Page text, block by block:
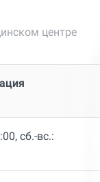
центре
сб.-вс.: